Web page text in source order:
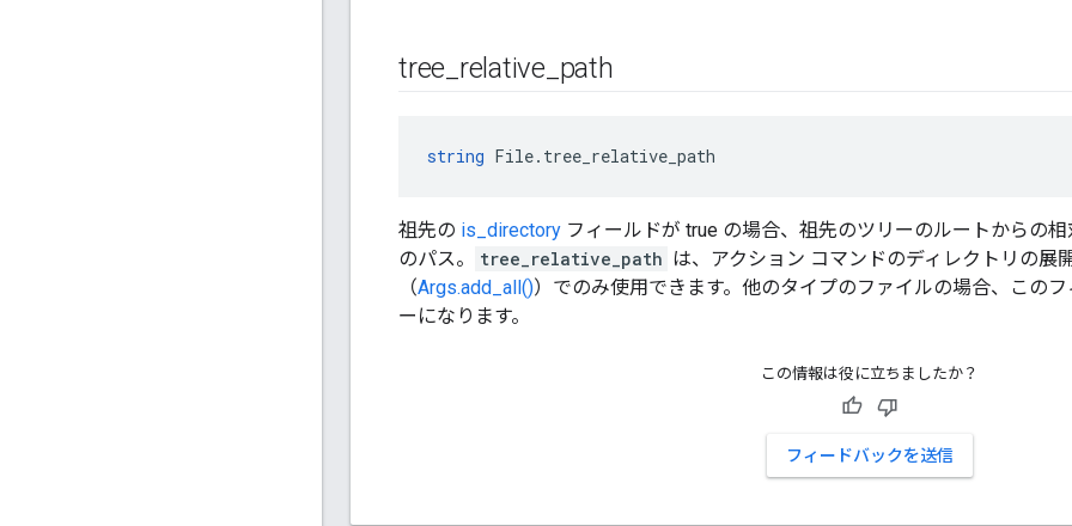
tree relative path
string File.tree_relative_path
祖先の is_directory フィールドが true の場合、祖先のツリーのルートからの
のパス。
tree_relative_path は、アクション コマンドのディレクトリの展
（Args.add_all()）でのみ使用できます。他のタイプのファイルの場合、この
ーになります。
この情報は役に立ちましたか？
フィードバックを送信